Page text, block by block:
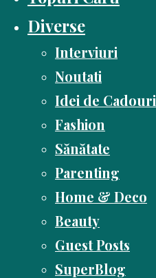
Diverse
Interviuri
Noutati
Idei de Cadouri
Fashion
Sănătate
Parenting
Home & Deco
Beauty
Guest Posts
SuperBlog